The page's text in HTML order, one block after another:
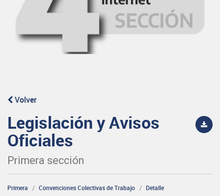
Volver
Legislación y Avisos
Oficiales
Primera sección
Primera Convenciones Colectivas de Trabajo Detalle